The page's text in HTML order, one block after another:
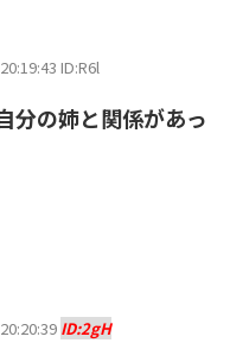
ID:R6l
分の姉と関係があっ
ID:2gH